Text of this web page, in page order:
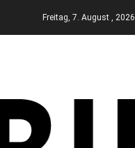
Freitag, 7. August , 2026